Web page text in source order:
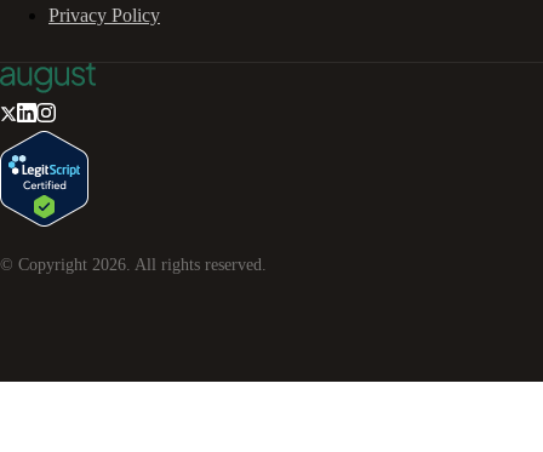
Privacy Policy
© Copyright 2026 . All rights reserved.